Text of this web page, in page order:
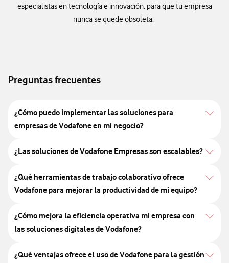
especialistas en tecnología e innovación. para que tu empresa
nunca se quede obsoleta.
Preguntas frecuentes
¿Cómo puedo implementar las soluciones para
empresas de Vodafone en mi negocio?
¿Las soluciones de Vodafone Empresas son escalables?
¿Qué herramientas de trabajo colaborativo ofrece
Vodafone para mejorar la productividad de mi equipo?
¿Cómo mejora la eficiencia operativa mi empresa con
las soluciones digitales de Vodafone?
¿Qué ventajas ofrece el uso de Vodafone para la gestión